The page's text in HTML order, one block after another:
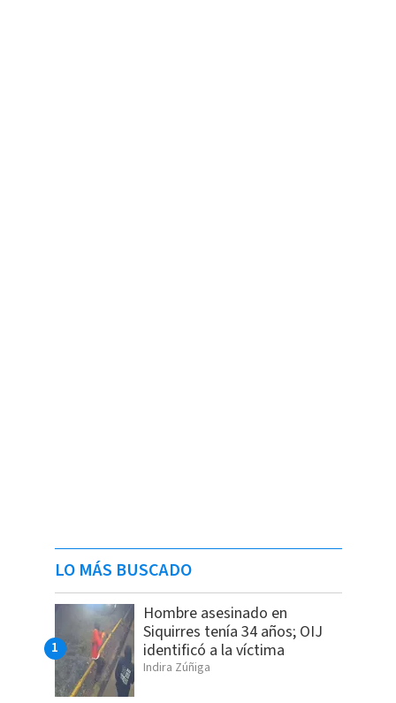
LO MÁS BUSCADO
Hombre asesinado en
Siquirres tenía 34 años; OIJ
identificó a la víctima
Indira Zúñiga